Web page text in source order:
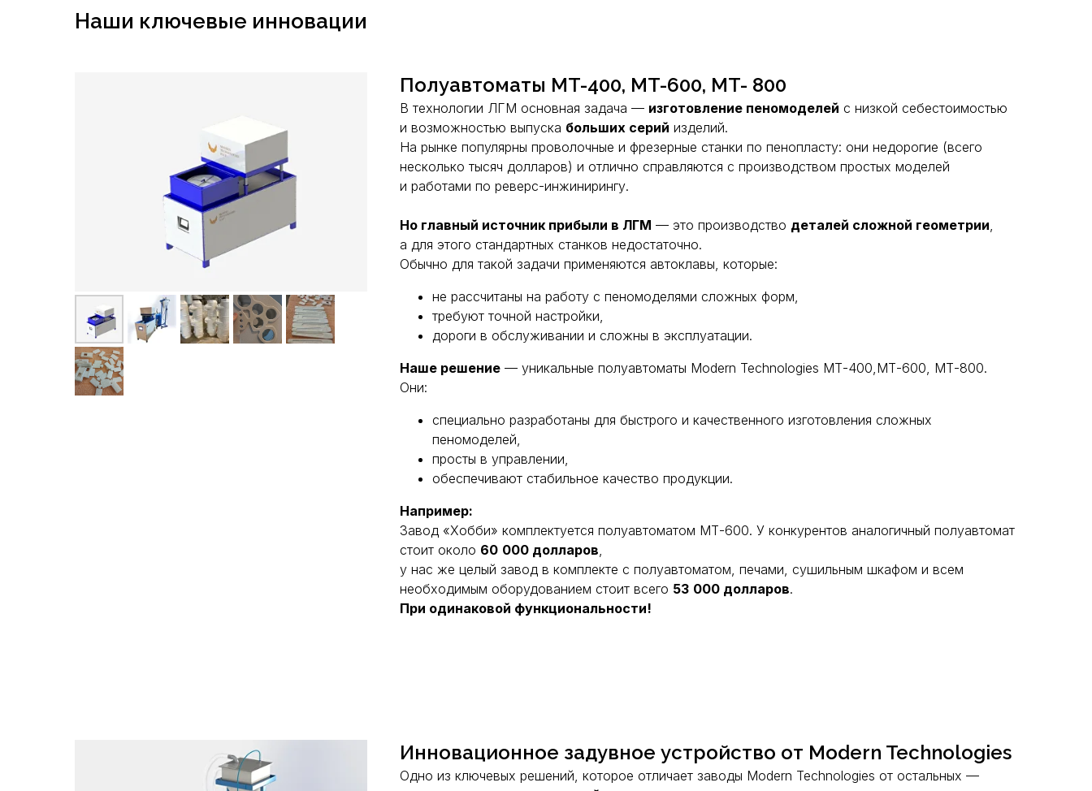
Наши ключевые инновации
Полуавтоматы MT-400, MT-600, MT- 800
В технологии ЛГМ основная задача — изготовление пеномоделей с низкой себестоимостью
и возможностью выпуска больших серий изделий.
На рынке популярны проволочные и фрезерные станки по пенопласту: они недорогие (всего
несколько тысяч долларов) и отлично справляются с производством простых моделей
и работами по реверс-инжинирингу.
Но главный источник прибыли в ЛГМ — это производство деталей сложной геометрии,
а для этого стандартных станков недостаточно.
Обычно для такой задачи применяются автоклавы, которые:
не рассчитаны на работу с пеномоделями сложных форм,
требуют точной настройки,
дороги в обслуживании и сложны в эксплуатации.
Наше решение — уникальные полуавтоматы Modern Technologies МТ-400,МТ-600, МТ-800.
Они:
специально разработаны для быстрого и качественного изготовления сложных
пеномоделей,
просты в управлении,
обеспечивают стабильное качество продукции.
Например:
Завод «Хобби» комплектуется полуавтоматом МТ-600. У конкурентов аналогичный полуавтомат
стоит около 60 000 долларов,
у нас же целый завод в комплекте с полуавтоматом, печами, сушильным шкафом и всем
необходимым оборудованием стоит всего 53 000 долларов.
При одинаковой функциональности!
Инновационное задувное устройство от Modern Technologies
Одно из ключевых решений, которое отличает заводы Modern Technologies от остальных —